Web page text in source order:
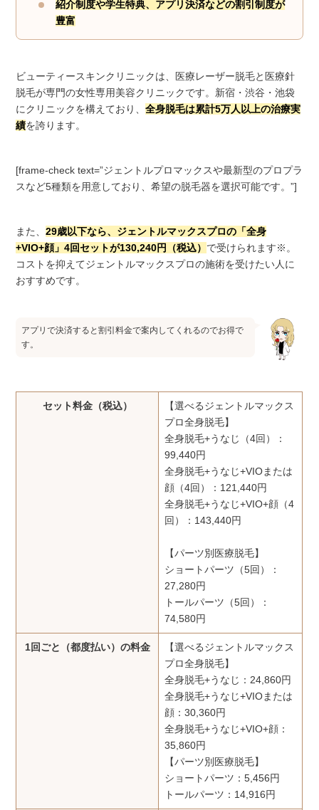
紹介制度や学生特典、アプリ決済などの割引制度が
豊富
ビューティースキンクリニックは、医療レーザー脱毛と医療針
脱毛が専門の女性専用美容クリニックです。新宿・渋谷・池袋
にクリニックを構えており、全身脱毛は累計5万人以上の治療実
績を誇ります。
[frame-check text=”ジェントルプロマックスや最新型のプロプラ
スなど5種類を用意しており、希望の脱毛器を選択可能です。”]
また、29歳以下なら、ジェントルマックスプロの「全身
+VIO+顔」4回セットが130,240円（税込） で受けられます※。
コストを抑えてジェントルマックスプロの施術を受けたい人に
おすすめです。
アプリで決済すると割引料金で案内してくれるのでお得で
す。
セット料金（税込）
【選べるジェントルマックス
プロ全身脱毛】
全身脱毛+うなじ（4回）：
99,440円
全身脱毛+うなじ+VIOまたは
顔（4回）：121,440円
全身脱毛+うなじ+VIO+顔（4
回）：143,440円
【パーツ別医療脱毛】
ショートパーツ（5回）：
27,280円
トールパーツ（5回）：
74,580円
1回ごと（都度払い）の料金
【選べるジェントルマックス
プロ全身脱毛】
全身脱毛+うなじ：24,860円
全身脱毛+うなじ+VIOまたは
顔：30,360円
全身脱毛+うなじ+VIO+顔：
35,860円
【パーツ別医療脱毛】
ショートパーツ：5,456円
トールパーツ：14,916円